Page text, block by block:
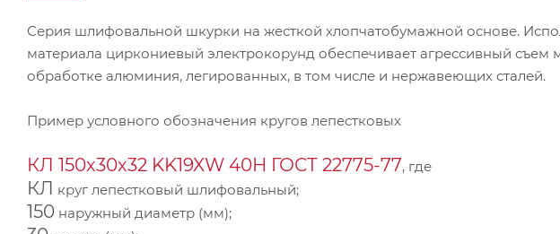
Серия шлифовальной шкурки на жесткой хлопчатобумажной основе.
материала циркониевый электрокорунд обеспечивает агрессивный
обработке алюминия, легированных, в том числе и нержавеющих сталей.
Пример условного обозначения кругов лепестковых
КЛ 150х30х32 KK19XW 40Н ГОСТ 22775-77, где
КЛ круг лепестковый шлифовальный;
150 наружный диаметр (мм);